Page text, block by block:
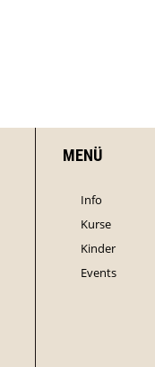
MENÜ
Info
Kurse
Kinder
Events